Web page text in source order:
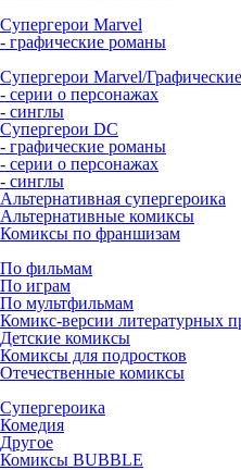
Супергерои Marvel
- графические романы
Супергерои Marvel/
- серии о персонажах
- синглы
Супергерои DC
- графические романы
- серии о персонажах
- синглы
Альтернативная супергероика
Альтернативные комиксы
Комиксы по франшизам
По фильмам
По играм
По мультфильмам
Комикс-версии литературных
Детские комиксы
Комиксы для подростков
Отечественные комиксы
Супергероика
Комедия
Другое
Комиксы BUBBLE